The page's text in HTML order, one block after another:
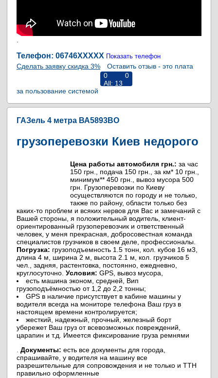
Телефон: 06746XXXXX Показать телефон
Сделать заявку скидка 3% Оставить отзыв - это плата
за пользование системой
0
0
All: 13
ГАЗель 4 метра ВА5893ВО
грузоперевозки Киев недорого
Цена работы автомобиля грн.: за час
150 грн., подача 150 грн., за км* 10 грн.,
минимум** 450 грн., вывоз мусора 500
грн. Грузоперевозки по Киеву
осуществляются по городу и не только,
также по району, области только без
каких-то проблем и всяких нервов для Вас и замечаний с
Вашей стороны, я положительный водитель, клиент-
ориентированный грузоперевозчик и ответственный
человек, у меня прекрасная, добросовестная команда
специалистов грузчиков в своем деле, профессионалы.
Погрузка: грузоподъемность 1.5 тонн, кол. кубов 16 м3,
длина 4 м, ширина 2 м, высота 2.1 м, кол. грузчиков 5
чел., задняя, растентовка, постоянно, ежедневно,
круглосуточно. Условия: GPS, вывоз мусора,
есть машина эконом, средней, Вип
грузоподъёмностью от 1,2 до 2,2 тонны;
GPS в наличие присутствует в кабине машины у
водителя всегда на мониторе телефона Ваш груз в
настоящем времени контролируется;
жесткий, надежный, прочный, железный борт
убережет Ваш груз от всевозможных повреждений,
царапин и т.д. Имеется фиксирование груза ремнями
. Документы: есть все документы для города,
спрашивайте, у водителя на машину все
разрешительные для сопровождения и не только и ТТН
правильно оформленные